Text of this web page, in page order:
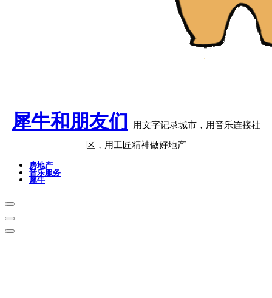
犀牛和朋友们 用文字记录城市，用音乐连接社
区，用工匠精神做好地产
房地产
音乐服务
犀牛